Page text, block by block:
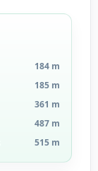
184 m
185 m
361 m
487 m
515 m